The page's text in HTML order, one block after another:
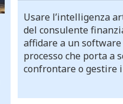
Usare l’intelligenza
del consulente
affidare a un
processo che porta a
confrontare o gestire